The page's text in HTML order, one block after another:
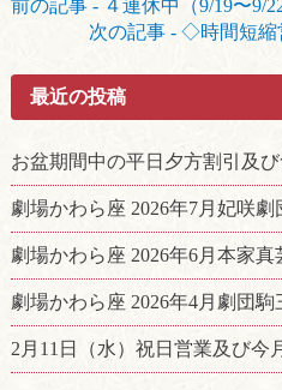
後
記
へ
の
リ
ン
ク
前の記事 - ４連休中（9/19〜9/
次の記事 - ◇時間短
最近の投稿
お盆期間中の平日夕方割引及
劇場かわら座 2026年7月妃咲劇
劇場かわら座 2026年6月本家真
劇場かわら座 2026年4月劇団駒
2月11日（水）祝日営業及び今